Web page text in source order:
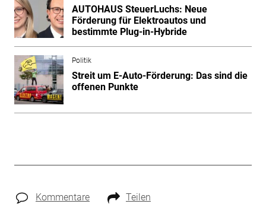
AUTOHAUS SteuerLuchs: Neue
Förderung für Elektroautos und
bestimmte Plug-in-Hybride
Politik
Streit um E-Auto-Förderung: Das sind die
offenen Punkte
Kommentare Teilen